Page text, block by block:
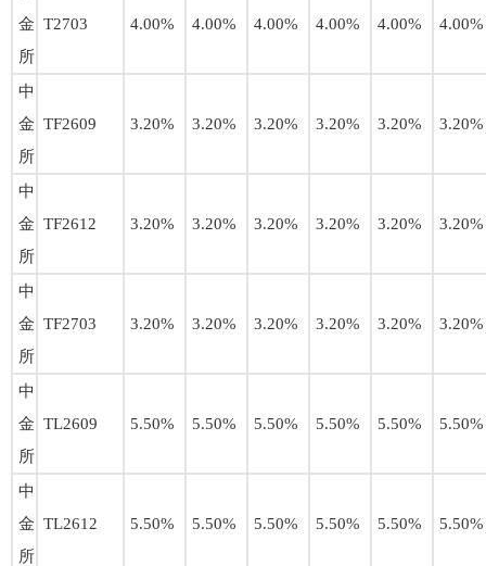
金
所
T2703 4.00% 4.00% 4.00% 4.00% 4.00% 4.00%
中
金
所
TF2609 3.20% 3.20% 3.20% 3.20% 3.20% 3.20%
中
金
所
TF2612 3.20% 3.20% 3.20% 3.20% 3.20% 3.20%
中
金
所
TF2703 3.20% 3.20% 3.20% 3.20% 3.20% 3.20%
中
金
所
TL2609 5.50% 5.50% 5.50% 5.50% 5.50% 5.50%
中
金
所
TL2612 5.50% 5.50% 5.50% 5.50% 5.50% 5.50%